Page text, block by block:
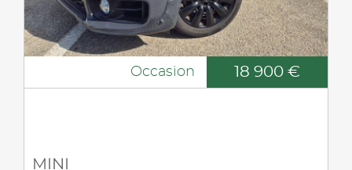
Occasion 18 900 €
MINI